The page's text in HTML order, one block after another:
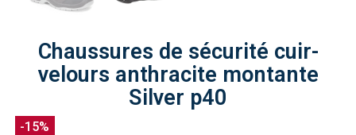
Chaussures de sécurité cuir-
velours anthracite montante
Silver p40
-15%